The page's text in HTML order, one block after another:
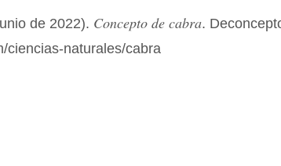
de 2022). Concepto de cabra.
ciencias-naturales/cabra